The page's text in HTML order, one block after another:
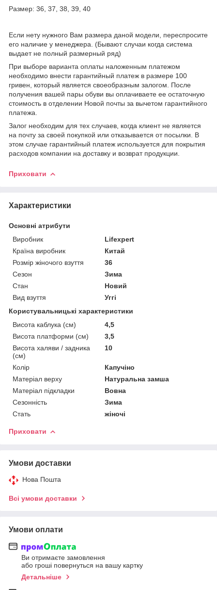
Размер: 36, 37, 38, 39, 40
Если нету нужного Вам размера даной модели, переспросите
его наличие у менеджера. (Бывают случаи когда система
выдает не полный размерный ряд)
При выборе варианта оплаты наложенным платежом
необходимо внести гарантийный платеж в размере 100
гривен, который является своеобразным залогом. После
получения вашей пары обуви вы оплачиваете ее остаточную
стоимость в отделении Новой почты за вычетом гарантийного
платежа.
Залог необходим для тех случаев, когда клиент не является
на почту за своей покупкой или отказывается от посылки. В
этом случае гарантийный платеж используется для покрытия
расходов компании на доставку и возврат продукции.
Приховати
Характеристики
Основні атрибути
Виробник
Lifexpert
Країна виробник
Китай
Розмір жіночого взуття
36
Сезон
Зима
Стан
Новий
Вид взуття
Уггі
Користувальницькі характеристики
Висота каблука (см)
4,5
Висота платформи (см)
3,5
Висота халяви / задника
(см)
10
Колір
Капучіно
Матеріал верху
Натуральна замша
Матеріал підкладки
Вовна
Сезонність
Зима
Стать
жіночі
Приховати
Умови доставки
Нова Пошта
Всі умови доставки
Умови оплати
Ви отримаєте замовлення
або гроші повернуться на вашу картку
Детальніше